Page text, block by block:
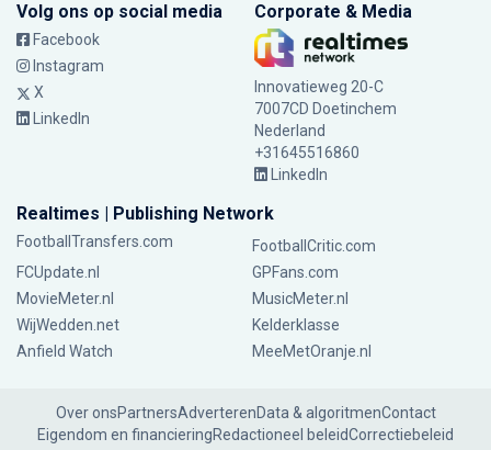
Volg ons op social media
Facebook
Instagram
X
LinkedIn
Corporate & Media
Innovatieweg 20-C
7007CD Doetinchem
Nederland
+31645516860
LinkedIn
Realtimes | Publishing Network
FootballTransfers.com
FootballCritic.com
FCUpdate.nl
GPFans.com
MovieMeter.nl
MusicMeter.nl
WijWedden.net
Kelderklasse
Anfield Watch
MeeMetOranje.nl
Over onsPartnersAdverterenData & algoritmenContact
Eigendom en financieringRedactioneel beleidCorrectiebeleid